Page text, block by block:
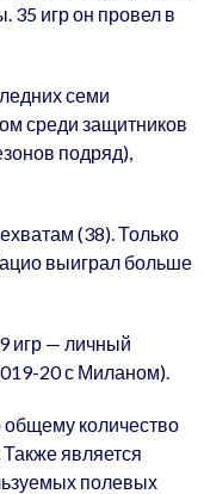
35 игр он провел в
семи
среди защитников
подряд),
(38). Только
выиграл больше
игр — личный
20 с Миланом).
общему количество
является
полевых